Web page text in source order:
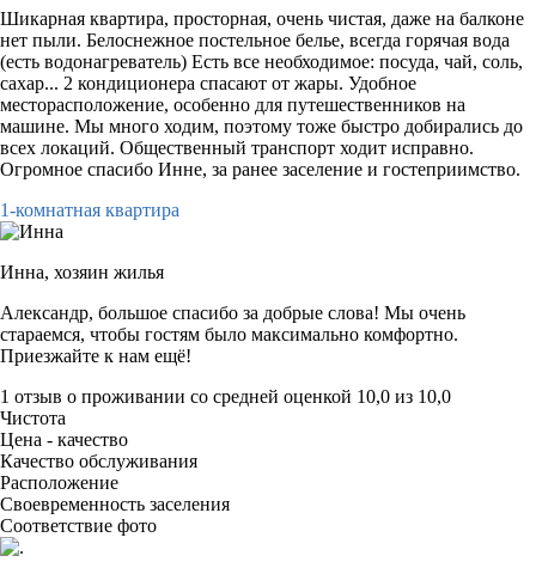
Шикарная квартира, просторная, очень чистая, даже на балконе
нет пыли. Белоснежное постельное белье, всегда горячая вода
(есть водонагреватель) Есть все необходимое: посуда, чай, соль,
сахар... 2 кондиционера спасают от жары. Удобное
месторасположение, особенно для путешественников на
машине. Мы много ходим, поэтому тоже быстро добирались до
всех локаций. Общественный транспорт ходит исправно.
Огромное спасибо Инне, за ранее заселение и гостеприимство.
1-комнатная квартира
Инна, хозяин жилья
Александр, большое спасибо за добрые слова! Мы очень
стараемся, чтобы гостям было максимально комфортно.
Приезжайте к нам ещё!
1 отзыв о проживании со средней оценкой 10,0 из 10,0
Чистота
Цена - качество
Качество обслуживания
Расположение
Своевременность заселения
Соответствие фото